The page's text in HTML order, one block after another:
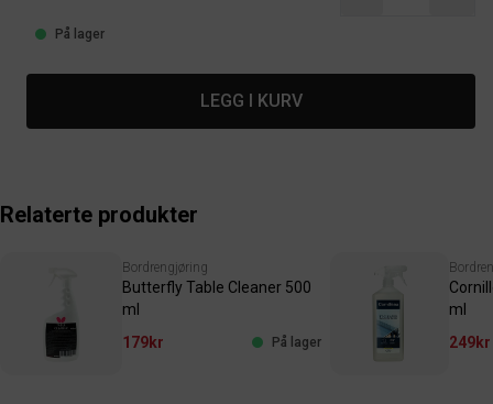
På lager
LEGG I KURV
Relaterte produkter
Bordrengjøring
Butterfly Table Cleaner 500
ml
179kr
På lager
ml
249kr